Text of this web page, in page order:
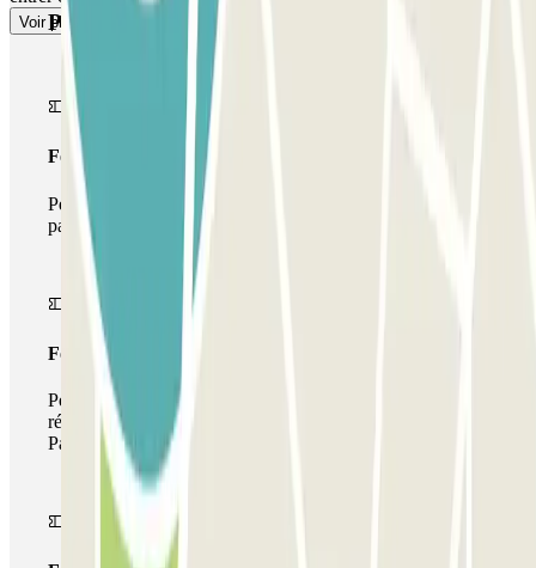
Voir plusProduits Parclick
Forfait Simple
Pendant votre séjour, vous ne pourrez entrer et sortir du
parking qu'une seule fois
Forfait de stationnement multiple
Pendant votre séjour, vous pouvez utiliser l'ensemble du
réseau de parkings de cet opérateur disponible sur
Parclick.